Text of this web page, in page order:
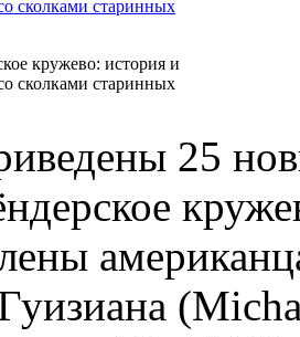
кружево: история и
сколками старинных
25